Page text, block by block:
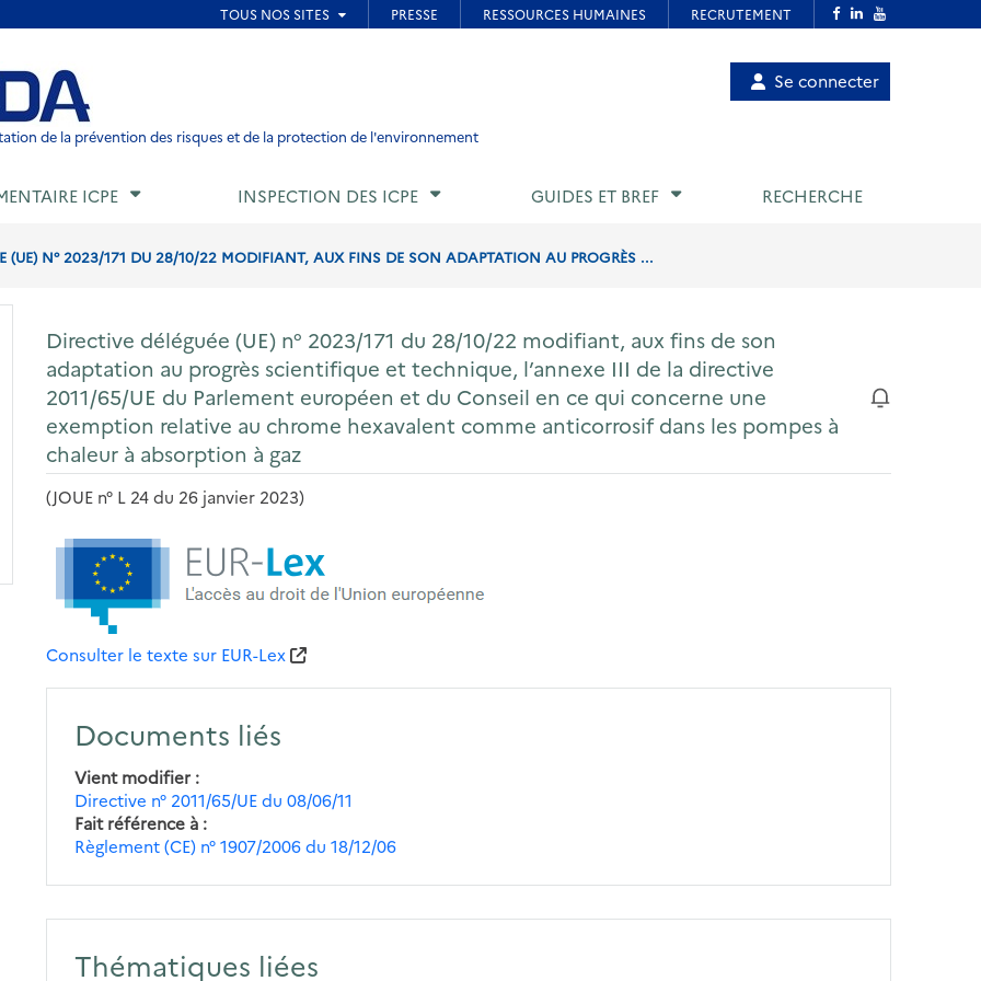
de page
de la prévention des risques et de la protection de l'environnement
Menu
utilisateur
Se connecter
ICPE INSPECTION DES ICPE GUIDES ET BREF RECHERCHE
(UE) N° 2023/171 DU 28/10/22 MODIFIANT, AUX FINS DE SON ADAPTATION AU PROGRÈS ...
Directive déléguée (UE) n° 2023/171 du 28/10/22 modifiant, aux fins de son
adaptation au progrès scientifique et technique, l’annexe III de la directive
2011/65/UE du Parlement européen et du Conseil en ce qui concerne une
exemption relative au chrome hexavalent comme anticorrosif dans les pompes à
chaleur à absorption à gaz
(JOUE n° L 24 du 26 janvier 2023)
Consulter le texte sur EUR-Lex
Documents liés
Vient modifier
Directive n° 2011/65/UE du 08/06/11
Fait référence à
Règlement (CE) n° 1907/2006 du 18/12/06
Thématiques liées